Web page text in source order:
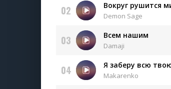
02 Вокруг рушится
Demon Sage
03 Всем нашим
Damaji
04 Я заберу всю
Makarenko